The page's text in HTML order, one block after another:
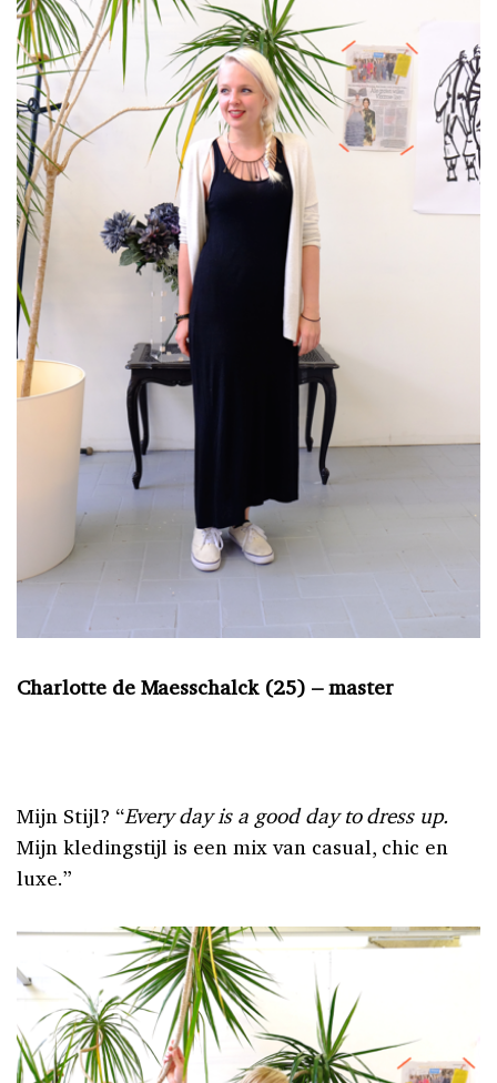
Charlotte de Maesschalck (25) – master
Mijn Stijl? “Every day is a good day to dress up.
Mijn kledingstijl is een mix van casual, chic en
luxe.”